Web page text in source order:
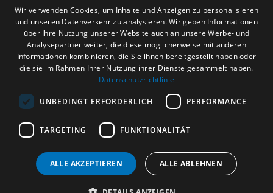
Zertifizierung / Mitgliedschaften
Datenschutzerklärung
Benachrichtigungsservice
Kontakt und Anfahrt
Wir verwenden Cookies, um Inhalte und Anzeigen zu personalisieren
und unseren Datenverkehr zu analysieren. Wir geben Informationen
über Ihre Nutzung unserer Website auch an unsere Werbe- und
Analysepartner weiter, die diese möglicherweise mit anderen
Informationen kombinieren, die Sie ihnen bereitgestellt haben oder
die sie im Rahmen Ihrer Nutzung ihrer Dienste gesammelt haben.
Datenschutzrichtlinie
UNBEDINGT ERFORDERLICH PERFORMANCE
TARGETING FUNKTIONALITÄT
ALLE AKZEPTIEREN ALLE ABLEHNEN